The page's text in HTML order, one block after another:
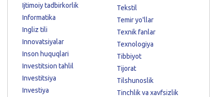
Ijtimoiy tadbirkorlik
Informatika
Ingliz tili
Innovatsiyalar
Inson huquqlari
Investitsion tahlil
Investitsiya
Investiya
Tekstil
Temir yo'llar
Texnik fanlar
Texnologiya
Tibbiyot
Tijorat
Tilshunoslik
Tinchlik va xavfsizlik